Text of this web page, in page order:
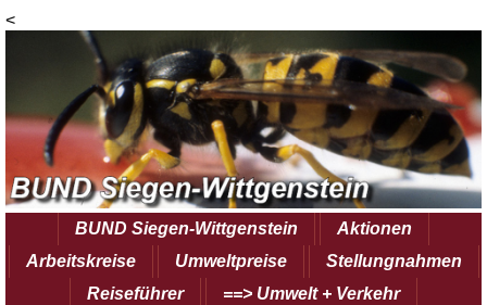
<
BUND Siegen-Wittgenstein
Aktionen
Arbeitskreise
Umweltpreise
Stellungnahmen
Reiseführer
==> Umwelt + Verkehr